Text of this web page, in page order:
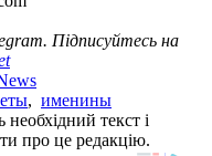
Підписуйтесь на
, именины
текст і
про це редакцію.